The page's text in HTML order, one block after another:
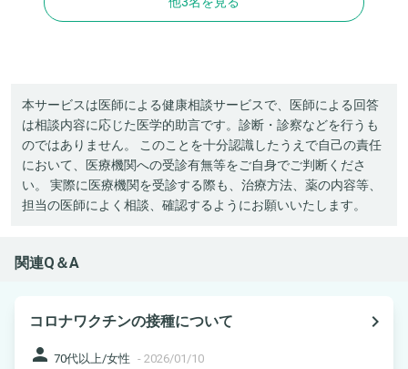
本サービスは医師による健康相談サービスで、医師による回答
は相談内容に応じた医学的助言です。診断・診察などを行うも
のではありません。 このことを十分認識したうえで自己の責任
において、医療機関への受診有無等をご自身でご判断くださ
い。 実際に医療機関を受診する際も、治療方法、薬の内容等、
担当の医師によく相談、確認するようにお願いいたします。
関連Q＆A
コロナワクチンの接種について
navigate_next
person 70代以上/女性 - 2026/01/10